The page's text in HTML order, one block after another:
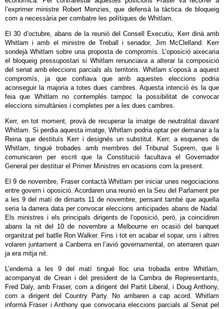
l’exprimer ministre Robert Menzies, que defensà la tàctica de bloqueig
com a necessària per combatre les polítiques de Whitlam.
El 30 d’octubre, abans de la reunió del Consell Executiu, Kerr dinà amb
Whitlam i amb el ministre de Treball i senador, Jim McClelland. Kerr
sondejà Whitlam sobre una proposta de compromís. L’oposició aixecaria
el bloqueig pressupostari si Whitlam renunciava a alterar la composició
del senat amb eleccions parcials als territoris. Whitlam s’oposà a aquest
compromís, ja que confiava que amb aquestes eleccions podria
aconseguir la majoria a totes dues cambres. Aquesta intenció és la que
feia que Whitlam no contemplés tampoc la possibilitat de convocar
eleccions simultànies i completes per a les dues cambres.
Kerr, en tot moment, provà de recuperar la imatge de neutralitat davant
Whitlam. Si perdia aquesta imatge, Whitlam podria optar per demanar a la
Reina que destituís Kerr i designés un substitut. Kerr, a esquenes de
Whitlam, tingué trobades amb membres del Tribunal Suprem, que li
comunicaren per escrit que la Constitució facultava el Governador
General per destituir el Primer Ministres en ocasions com la present.
El 9 de novembre, Fraser contactà Whitlam per iniciar unes negociacions
entre govern i oposició. Acordaren una reunió en la Seu del Parlament per
a les 9 del matí de dimarts 11 de novembre, pensant també que aquella
seria la darrera data per convocar eleccions anticipades abans de Nadal.
Els ministres i els principals dirigents de l’oposició, però, ja coincidiren
abans la nit del 10 de novembre a Melbourne en ocasió del banquet
organitzat pel batlle Ron Walker. Fins i tot en acabar el sopar, uns i altres
volaren juntament a Canberra en l’avió governamental, on aterraren quan
ja era mitja nit.
L’endemà a les 9 del matí tingué lloc una trobada entre Whitlam,
acompanyat de Crean i del president de la Cambra de Representants,
Fred Daly, amb Fraser, com a dirigent del Partit Liberal, i Doug Anthony,
com a dirigent del Country Party. No arribaren a cap acord. Whitlam
informà Fraser i Anthony que convocaria eleccions parcials al Senat pel